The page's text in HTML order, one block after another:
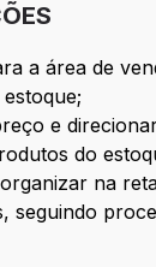
a área de
e
do
na
seguindo